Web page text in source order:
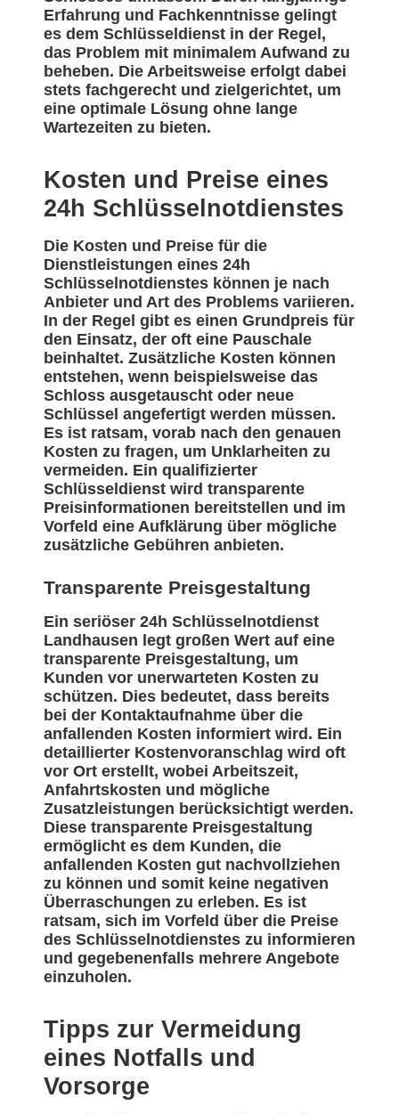
Erfahrung und Fachkenntnisse gelingt
es dem Schlüsseldienst in der Regel,
das Problem mit minimalem Aufwand zu
beheben. Die Arbeitsweise erfolgt dabei
stets fachgerecht und zielgerichtet, um
eine optimale Lösung ohne lange
Wartezeiten zu bieten.
Kosten und Preise eines
24h Schlüsselnotdienstes
Die Kosten und Preise für die
Dienstleistungen eines 24h
Schlüsselnotdienstes können je nach
Anbieter und Art des Problems variieren.
In der Regel gibt es einen Grundpreis für
den Einsatz, der oft eine Pauschale
beinhaltet. Zusätzliche Kosten können
entstehen, wenn beispielsweise das
Schloss ausgetauscht oder neue
Schlüssel angefertigt werden müssen.
Es ist ratsam, vorab nach den genauen
Kosten zu fragen, um Unklarheiten zu
vermeiden. Ein qualifizierter
Schlüsseldienst wird transparente
Preisinformationen bereitstellen und im
Vorfeld eine Aufklärung über mögliche
zusätzliche Gebühren anbieten.
Transparente Preisgestaltung
Ein seriöser 24h Schlüsselnotdienst
Landhausen legt großen Wert auf eine
transparente Preisgestaltung, um
Kunden vor unerwarteten Kosten zu
schützen. Dies bedeutet, dass bereits
bei der Kontaktaufnahme über die
anfallenden Kosten informiert wird. Ein
detaillierter Kostenvoranschlag wird oft
vor Ort erstellt, wobei Arbeitszeit,
Anfahrtskosten und mögliche
Zusatzleistungen berücksichtigt werden.
Diese transparente Preisgestaltung
ermöglicht es dem Kunden, die
anfallenden Kosten gut nachvollziehen
zu können und somit keine negativen
Überraschungen zu erleben. Es ist
ratsam, sich im Vorfeld über die Preise
des Schlüsselnotdienstes zu informieren
und gegebenenfalls mehrere Angebote
einzuholen.
Tipps zur Vermeidung
eines Notfalls und
Vorsorge